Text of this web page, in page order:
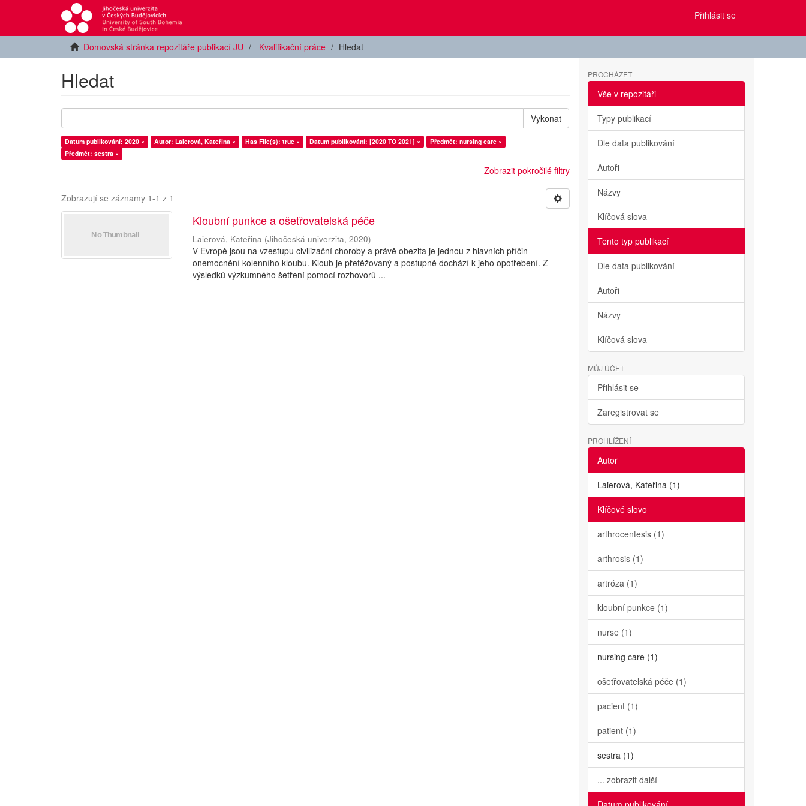
Přihlásit se
Domovská stránka repozitáře publikací JU Kvalifikační práce Hledat
Hledat
Vykonat
Datum publikování: 2020 × Autor: Laierová, Kateřina × Has File(s): true × Datum publikování: [2020 TO 2021] ×
Předmět: nursing care ×
Předmět: sestra ×
Zobrazit pokročilé filtry
Zobrazují se záznamy 1-1 z 1
Kloubní punkce a ošetřovatelská péče
Laierová, Kateřina (Jihočeská univerzita,2020)
V Evropě jsou na vzestupu civilizační choroby a právě obezita je jednou z hlavních příčin
onemocnění kolenního kloubu. Kloub je přetěžovaný a postupně dochází k jeho opotřebení. Z
výsledků výzkumného šetření pomocí rozhovorů ...
PROCHÁZET
Vše v repozitáři
Typy publikací
Dle data publikování
Autoři
Názvy
Klíčová slova
Tento typ publikací
Dle data publikování
Autoři
Názvy
Klíčová slova
MŮJ ÚČET
Přihlásit se
Zaregistrovat se
PROHLÍŽENÍ
Autor
Laierová, Kateřina (1)
Klíčové slovo
arthrocentesis (1)
arthrosis (1)
artróza (1)
kloubní punkce (1)
nurse (1)
nursing care (1)
ošetřovatelská péče (1)
pacient (1)
patient (1)
sestra (1)
... zobrazit další